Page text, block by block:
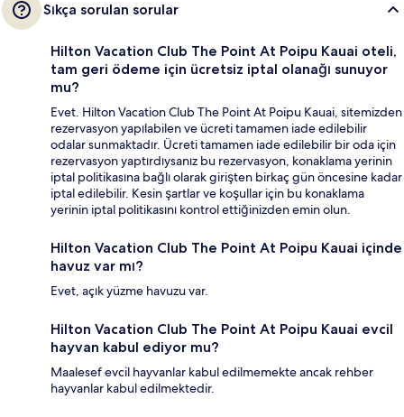
Sıkça sorulan sorular
Hilton Vacation Club The Point At Poipu Kauai oteli,
tam geri ödeme için ücretsiz iptal olanağı sunuyor
mu?
Evet. Hilton Vacation Club The Point At Poipu Kauai, sitemizden
rezervasyon yapılabilen ve ücreti tamamen iade edilebilir
odalar sunmaktadır. Ücreti tamamen iade edilebilir bir oda için
rezervasyon yaptırdıysanız bu rezervasyon, konaklama yerinin
iptal politikasına bağlı olarak girişten birkaç gün öncesine kadar
iptal edilebilir. Kesin şartlar ve koşullar için bu konaklama
yerinin iptal politikasını kontrol ettiğinizden emin olun.
Hilton Vacation Club The Point At Poipu Kauai içinde
havuz var mı?
Evet, açık yüzme havuzu var.
Hilton Vacation Club The Point At Poipu Kauai evcil
hayvan kabul ediyor mu?
Maalesef evcil hayvanlar kabul edilmemekte ancak rehber
hayvanlar kabul edilmektedir.